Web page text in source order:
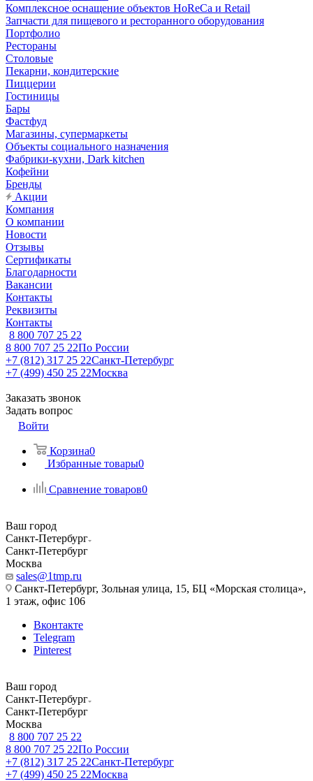
Комплексное оснащение объектов HoReCa и Retail
Запчасти для пищевого и ресторанного оборудования
Портфолио
Рестораны
Столовые
Пекарни, кондитерские
Пиццерии
Гостиницы
Бары
Фастфуд
Магазины, супермаркеты
Объекты социального назначения
Фабрики-кухни, Dark kitchen
Кофейни
Бренды
Акции
Компания
О компании
Новости
Отзывы
Сертификаты
Благодарности
Вакансии
Контакты
Реквизиты
Контакты
8 800 707 25 22
8 800 707 25 22По России
+7 (812) 317 25 22Санкт-Петербург
+7 (499) 450 25 22Москва
Заказать звонок
Задать вопрос
Войти
Корзина0
Избранные товары0
Сравнение товаров0
Ваш город
Санкт-Петербург
Санкт-Петербург
Москва
sales@1tmp.ru
Санкт-Петербург, Зольная улица, 15, БЦ «Морская столица»,
1 этаж, офис 106
Вконтакте
Telegram
Pinterest
Ваш город
Санкт-Петербург
Санкт-Петербург
Москва
8 800 707 25 22
8 800 707 25 22По России
+7 (812) 317 25 22Санкт-Петербург
+7 (499) 450 25 22Москва